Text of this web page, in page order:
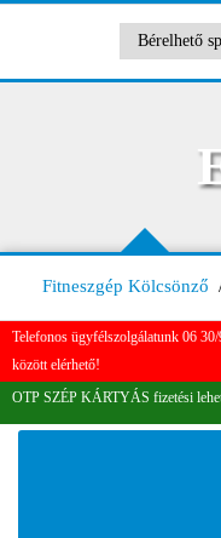
Fitneszgép Kölcsönző
Telefonos ügyfélszolgálatunk 06
között elérhető!
OTP SZÉP KÁRTYÁS fizetési